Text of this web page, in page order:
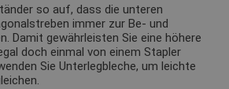
so auf, dass die unteren
immer zur Be- und
Damit gewährleisten Sie eine höhere
doch einmal von einem Stapler
Sie Unterlegbleche, um leichte